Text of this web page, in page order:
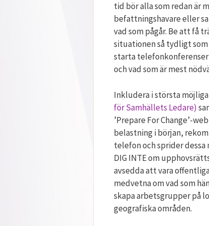
tid bör alla som redan är
befattningshavare eller
vad som pågår. Be att få
situationen så tydligt
starta telefonkonferenser
och vad som är mest
Inkludera i största
för Samhällets Ledare)
’Prepare For Change’-
belastning i början,
telefon och sprider dessa
DIG INTE om
avsedda att vara
medvetna om vad som
skapa arbetsgrupper på
geografiska områden.